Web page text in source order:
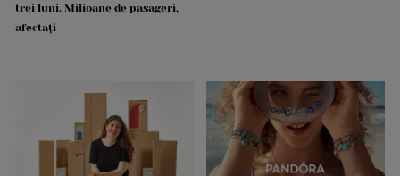
trei luni. Milioane de pasageri,
afectați